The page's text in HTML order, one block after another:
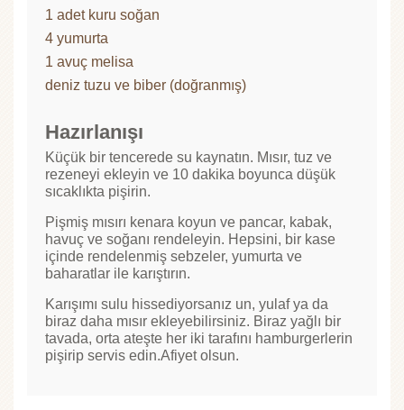
1 adet kuru soğan
4 yumurta
1 avuç melisa
deniz tuzu ve biber (doğranmış)
Hazırlanışı
Küçük bir tencerede su kaynatın. Mısır, tuz ve
rezeneyi ekleyin ve 10 dakika boyunca düşük
sıcaklıkta pişirin.
Pişmiş mısırı kenara koyun ve pancar, kabak,
havuç ve soğanı rendeleyin. Hepsini, bir kase
içinde rendelenmiş sebzeler, yumurta ve
baharatlar ile karıştırın.
Karışımı sulu hissediyorsanız un, yulaf ya da
biraz daha mısır ekleyebilirsiniz. Biraz yağlı bir
tavada, orta ateşte her iki tarafını hamburgerlerin
pişirip servis edin.Afiyet olsun.